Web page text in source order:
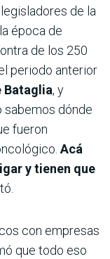
de la
época de
de los 250
periodo anterior
Bataglia, y
sabemos dónde
fueron
Acá
y tienen que
con empresas
que todo eso